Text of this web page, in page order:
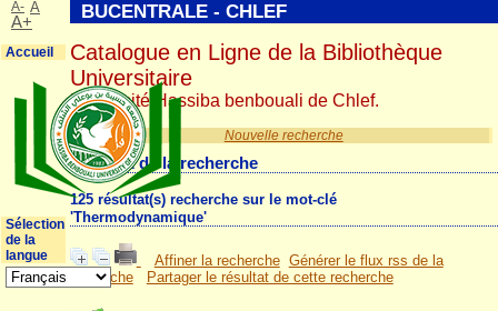
Nouvelle recherche
Résultat de la recherche
125 résultat(s) recherche sur le mot-clé
'Thermodynamique'
Affiner la recherche Générer le flux rss de la
recherche
Partager le résultat de cette recherche
BUCENTRALE - CHLEF
Catalogue en Ligne de la Bibliothèque
Universitaire
Université Hassiba benbouali de Chlef.
A- A
A+
Accueil
Sélection
de la
langue